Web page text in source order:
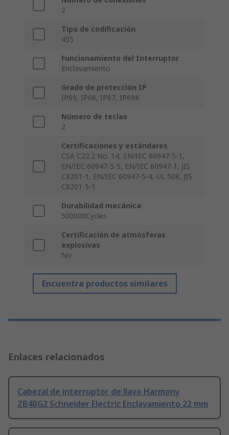
2
Tipo de codificación
455
Funcionamiento del Interruptor
Enclavamiento
Grado de protección IP
IP69, IP66, IP67, IP69K
Número de teclas
2
Certificaciones y estándares
CSA C22.2 No. 14, EN/IEC 60947-5-1,
EN/IEC 60947-5-5, EN/IEC 60947-1, JIS
C8201-1, EN/IEC 60947-5-4, UL 508, JIS
C8201-5-1
Durabilidad mecánica
500000Cycles
Certificación de atmósferas
explosivas
No
Encuentra productos similares
Enlaces relacionados
Cabezal de interruptor de llave Harmony
ZB4BG2 Schneider Electric Enclavamiento 22 mm